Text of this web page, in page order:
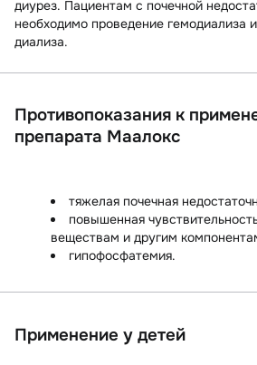
диурез. Пациентам с почечной
необходимо проведение гемодиализа
диализа.
Противопоказания к
препарата Маалокс
тяжелая почечная
повышенная
веществам и другим
гипофосфатемия.
Применение у детей